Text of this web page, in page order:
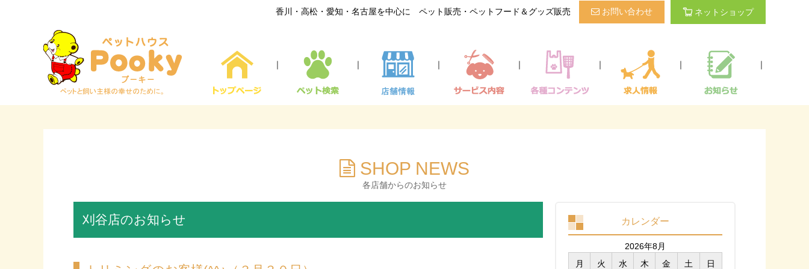
香川・高松・愛知・名古屋を中心に ペット販売・ペットフード＆グッズ販売 お問い合わせ ネットショップ
｜ ｜ ｜ ｜ ｜ ｜ ｜
SHOP NEWS
各店舗からのお知らせ
刈谷店のお知らせ カレンダー
2026年8月
月
火 水 木 金 土 日